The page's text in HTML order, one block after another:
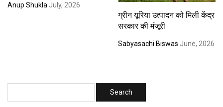
Anup Shukla July, 2026
ग्रीन यूरिया उत्पादन को मिली केंद्र
सरकार की मंजूरी
Sabyasachi Biswas June, 2026